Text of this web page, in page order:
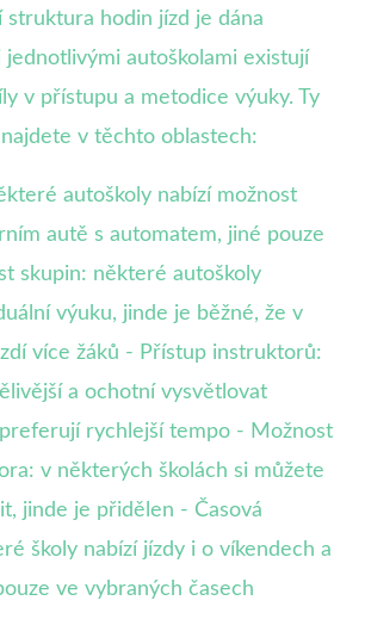
struktura hodin jízd je dána
jednotlivými autoškolami existují
v přístupu a metodice výuky. Ty
v těchto oblastech:
autoškoly nabízí možnost
autě s automatem, jiné pouze
skupin: některé autoškoly
výuku, jinde je běžné, že v
více žáků - Přístup instruktorů:
a ochotní vysvětlovat
rychlejší tempo - Možnost
v některých školách si můžete
jinde je přidělen - Časová
školy nabízí jízdy i o víkendech a
ve vybraných časech